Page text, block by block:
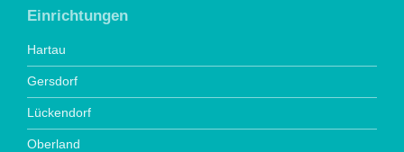
Einrichtungen
Hartau
Gersdorf
Lückendorf
Oberland